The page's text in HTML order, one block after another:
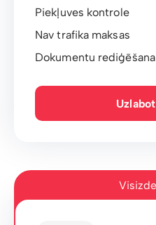
Piekļuves kontrole
Nav trafika maksas
Dokumentu